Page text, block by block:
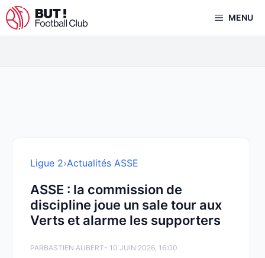
Aller
au
MENU
Ligue 2›Actualités ASSE
ASSE : la commission de
discipline joue un sale tour aux
Verts et alarme les supporters
PARBASTIEN AUBERT- 10 JUIN 2026, 16:00